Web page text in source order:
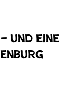
und eine